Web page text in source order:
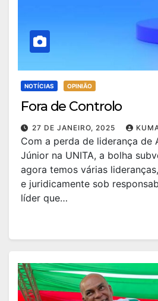
NOTÍCIAS OPINIÃO
Fora de Controlo
27 DE JANEIRO, 2025
Com a perda de liderança de
Júnior na UNITA, a bolha
agora temos várias
e juridicamente sob
líder que…